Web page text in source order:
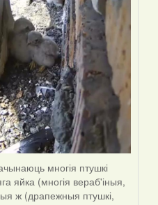
многія птушкі
яйка (многія вераб'іныя,
ж (драпежныя птушкі,